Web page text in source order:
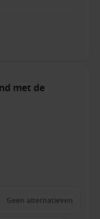
met de
Geen alternatieven